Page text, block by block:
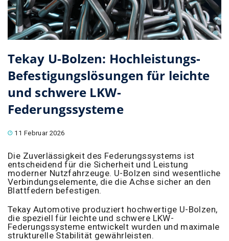
Tekay U-Bolzen: Hochleistungs-
Befestigungslösungen für leichte
und schwere LKW-
Federungssysteme
11 Februar 2026
Die Zuverlässigkeit des Federungssystems ist
entscheidend für die Sicherheit und Leistung
moderner Nutzfahrzeuge. U-Bolzen sind wesentliche
Verbindungselemente, die die Achse sicher an den
Blattfedern befestigen.
Tekay Automotive produziert hochwertige U-Bolzen,
die speziell für leichte und schwere LKW-
Federungssysteme entwickelt wurden und maximale
strukturelle Stabilität gewährleisten.